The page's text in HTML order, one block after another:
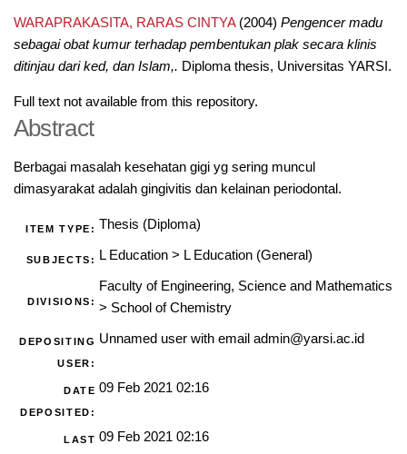
WARAPRAKASITA, RARAS CINTYA(2004) Pengencer madu
sebagai obat kumur terhadap pembentukan plak secara klinis
ditinjau dari ked, dan Islam,. Diploma thesis, Universitas YARSI.
Full text not available from this repository.
Abstract
Berbagai masalah kesehatan gigi yg sering muncul
dimasyarakat adalah gingivitis dan kelainan periodontal.
ITEM TYPE: Thesis (Diploma)
SUBJECTS: L Education> L Education (General)
DIVISIONS:
Faculty of Engineering, Science and Mathematics
> School of Chemistry
DEPOSITING
USER:
Unnamed user with email admin@yarsi.ac.id
DATE
DEPOSITED:
09 Feb 2021 02:16
LAST 09 Feb 2021 02:16